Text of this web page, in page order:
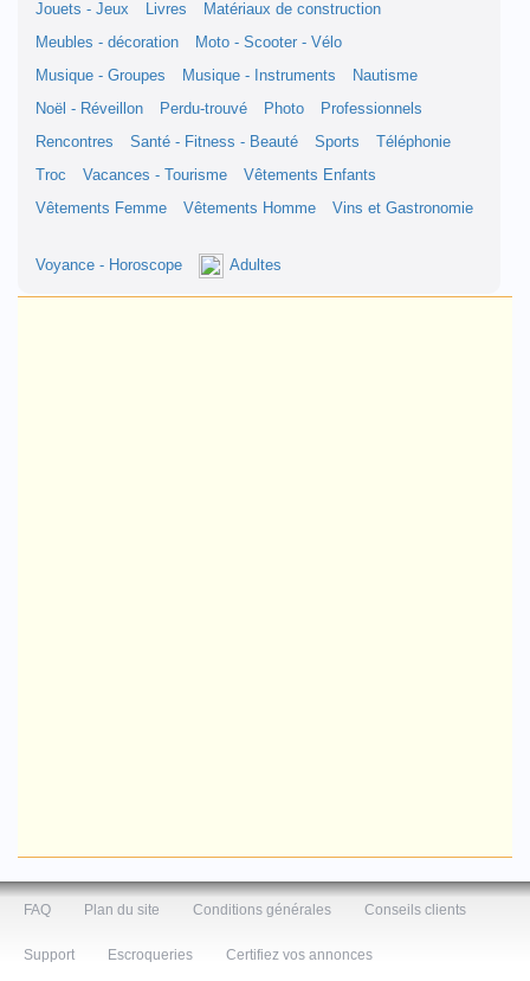
Jouets - Jeux
Livres
Matériaux de construction
Meubles - décoration
Moto - Scooter - Vélo
Musique - Groupes
Musique - Instruments
Nautisme
Noël - Réveillon
Perdu-trouvé Photo
Professionnels
Rencontres
Santé - Fitness - Beauté Sports
Téléphonie
Troc
Vacances - Tourisme
Vêtements Enfants
Vêtements Femme
Vêtements Homme Vins et Gastronomie
Voyance - Horoscope Adultes
FAQ Plan du site Conditions générales Conseils clients
Support Escroqueries Certifiez vos annonces